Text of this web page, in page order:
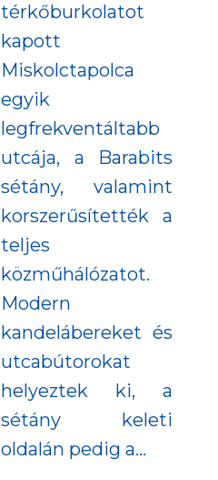
térkőburkolatot
kapott
Miskolctapolca
egyik
legfrekventáltabb
utcája, a Barabits
sétány, valamint
korszerűsítették a
teljes
közműhálózatot.
Modern
kandelábereket és
utcabútorokat
helyeztek ki, a
sétány keleti
oldalán pedig a...